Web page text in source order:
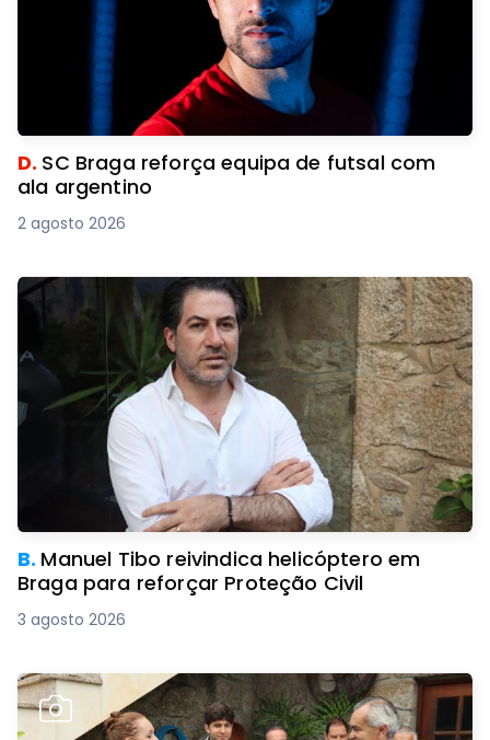
D. SC Braga reforça equipa de futsal com
ala argentino
2 agosto 2026
B. Manuel Tibo reivindica helicóptero em
Braga para reforçar Proteção Civil
3 agosto 2026